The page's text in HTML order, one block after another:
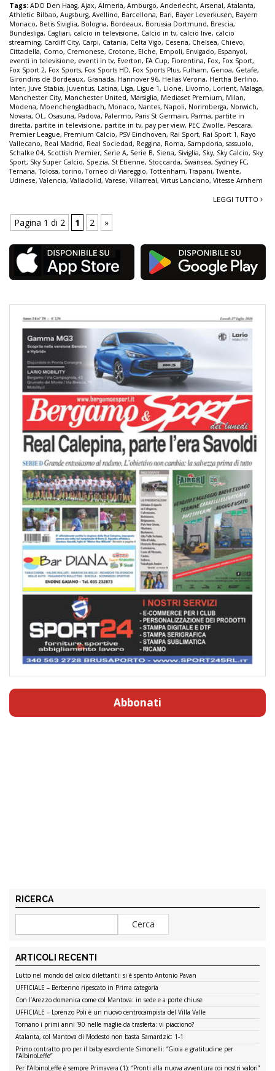
Tags: ADO Den Haag, Ajax, Almeria, Amburgo, Anderlecht, Arsenal, Atalanta,
Athletic Bilbao, Augsburg, Avellino, Barcellona, Bari, Bayer Leverkusen, Bayern
Monaco, Betis Siviglia, Bologna, Bordeaux, Borussia Dortmund, Brescia,
Bundesliga, Cagliari, calcio in televisione, Calcio in tv, calcio live, calcio
streaming, Cardiff City, Carpi, Catania, Celta Vigo, Cesena, Chelsea, Chievo,
Cittadella, Como, Cremonese, Crotone, Elche, Empoli, Envigado, Espanyol,
eventi in televisione, eventi in tv, Everton, FA Cup, Fiorentina, Fox, Fox Sport,
Fox Sport 2, Fox Sports, Fox Sports HD, Fox Sports Plus, Fulham, Genoa, Getafe,
Girondins de Bordeaux, Granada, Hannover 96, Hellas Verona, Hertha Berlino,
Inter, Juve Stabia, Juventus, Latina, Liga, Ligue 1, Lione, Livorno, Lorient, Malaga,
Manchester City, Manchester United, Marsiglia, Mediaset Premium, Milan,
Modena, Moenchengladbach, Monaco, Nantes, Napoli, Norimberga, Norwich,
Novara, OL , Osasuna, Padova, Palermo, Paris St Germain, Parma, partite in
diretta, partite in televisione, partite in tv, pay per view, PEC Zwolle, Pescara,
Premier League, Premium Calcio, PSV Eindhoven, Rai Sport, Rai Sport 1, Rayo
Vallecano, Real Madrid, Real Sociedad, Reggina, Roma, Sampdoria, sassuolo,
Schalke 04, Scottish Premier, Serie A, Serie B, Siena, Siviglia, Sky, Sky Calcio, Sky
Sport, Sky Super Calcio, Spezia, St Etienne, Stoccarda, Swansea, Sydney FC,
Ternana,Tolosa, torino,Torneo di Viareggio,Tottenham,Trapani,Twente,
Udinese, Valencia, Valladolid, Varese, Villarreal, Virtus Lanciano, Vitesse Arnhem
LEGGI TUTTO
Pagina 1 di 2 1 2 »
Abbonati
RICERCA
ARTICOLI RECENTI
Lutto nel mondo del calcio dilettanti: si è spento Antonio Pavan
UFFICIALE – Berbenno ripescato in Prima categoria
Con l’Arezzo domenica come col Mantova: in sede e a porte chiuse
UFFICIALE – Lorenzo Poli è un nuovo centrocampista del Villa Valle
Tornano i primi anni ’90 nelle maglie da trasferta: vi piacciono?
Atalanta, col Mantova di Modesto non basta Samardzic: 1-1
Primo contratto pro per il baby esordiente Simonelli: “Gioia e gratitudine per
l’AlbinoLeffe”
Per l’AlbinoLeffe è sempre Primavera (1): “Pronti alla nuova avventura coi nostri valori”